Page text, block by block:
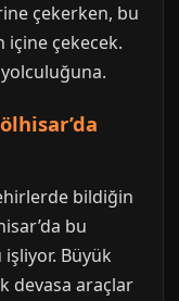
çekerken, bu
içine çekecek.
bildiğin
bu
Büyük
devasa araçlar